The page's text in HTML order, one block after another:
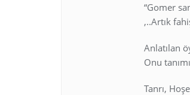
“Gomer
,..Artık
Anlatılan
Onu
Tanrı,